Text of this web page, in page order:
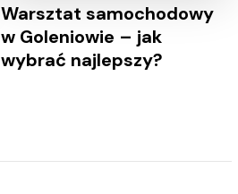
Warsztat samochodowy
w Goleniowie – jak
wybrać najlepszy?